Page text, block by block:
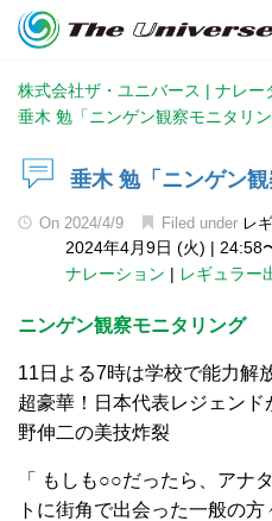
株式会社ザ・ユニバース | ナレー
垂木 勉「ニンゲン観察モニタリ
垂木 勉「ニンゲン
On 2024/4/9 Filed under レ
2024年4月9日 (火) | 24:58
ナレーション | レギュラー
ニンゲン観察モニタリング
11日よる7時は学校で能力解
超豪華！日本代表レジェン
野伸二の美技炸裂
「 もしも○○だったら、アナ
トに街角で出会った一般の